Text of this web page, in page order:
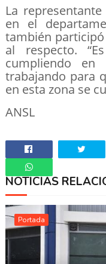
La
en el
también
al respecto.
cumpliendo
trabajando para
en esta zona se
ANSL
Whatsapp
NOTICIAS
Portada